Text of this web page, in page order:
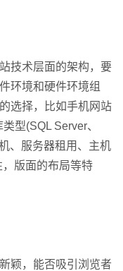
术层面的架构，要
环境和硬件环境组
选择，比如手机网站
型(SQL Server、
、服务器租用、主机
版面的布局等特
，能否吸引浏览者